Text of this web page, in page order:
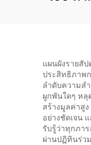
แผนผังรายสั
ประสิทธิภาพ
ลำดับความส
ผูกพันใดๆ หลุ
สร้างมูลค่าสู
อย่างชัดเจน
รับรู้ว่าทุกภา
ผ่านปฏิทินร่ว